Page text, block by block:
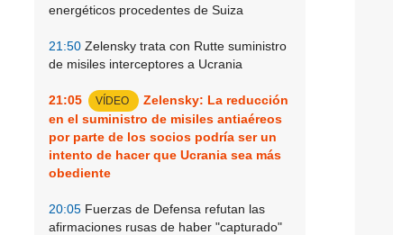
energéticos procedentes de Suiza
21:50 Zelensky trata con Rutte suministro
de misiles interceptores a Ucrania
21:05 VÍDEO
Zelensky: La reducción
en el suministro de misiles antiaéreos
por parte de los socios podría ser un
intento de hacer que Ucrania sea más
obediente
20:05 Fuerzas de Defensa refutan las
afirmaciones rusas de haber "capturado"